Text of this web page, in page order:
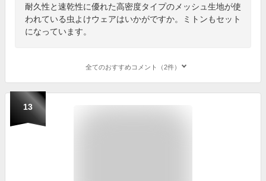
耐久性と速乾性に優れた高密度タイプのメッシュ生地が使
われている虫よけウェアはいかがですか。ミトンもセット
になっています。
全てのおすすめコメント（2件）
13